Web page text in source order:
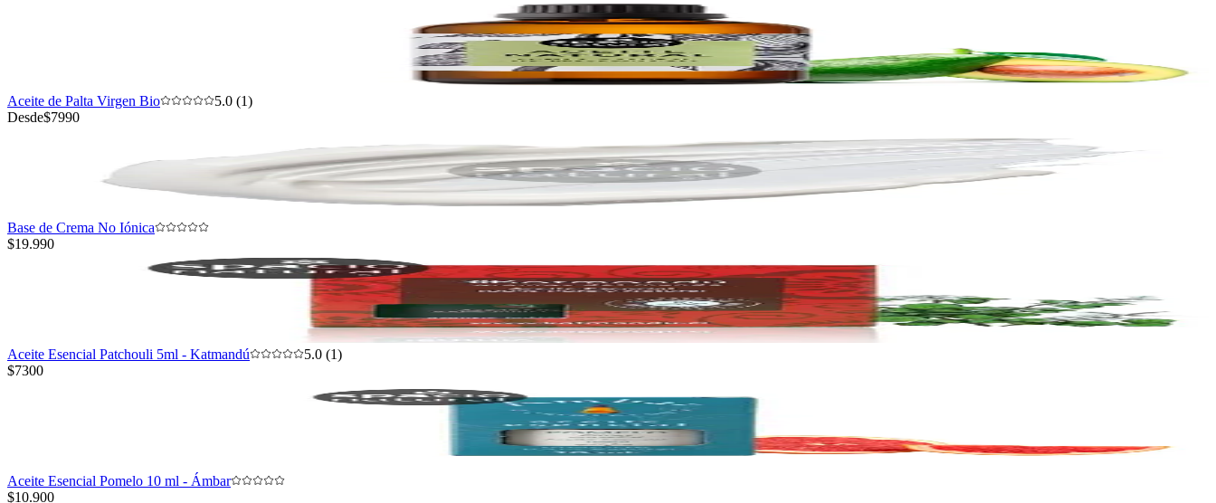
Aceite de Palta Virgen Bio
5.0 (1)
Desde$7990
Base de Crema No Iónica
$19.990
Aceite Esencial Patchouli 5ml - Katmandú
5.0 (1)
$7300
Aceite Esencial Pomelo 10 ml - Ámbar
$10.900